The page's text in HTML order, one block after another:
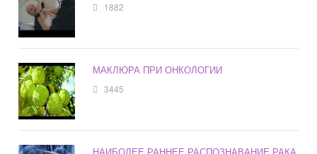
1882
МАКЛЮРА ПРИ ОНКОЛОГИИ
3445